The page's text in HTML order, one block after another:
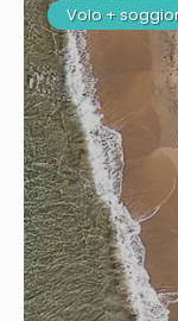
Volo +